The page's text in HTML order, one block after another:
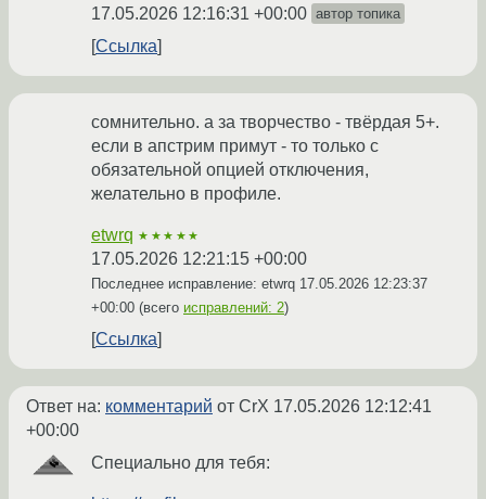
17.05.2026 12:16:31 +00:00 автор топика
Ссылка
сомнительно. а за творчество - твёрдая 5+.
если в апстрим примут - то только с
обязательной опцией отключения,
желательно в профиле.
etwrq ★★★★★
17.05.2026 12:21:15 +00:00
Последнее исправление: etwrq 17.05.2026 12:23:37
+00:00 (всего исправлений: 2)
Ссылка
Ответ на: комментарий от CrX 17.05.2026 12:12:41
+00:00
Специально для тебя: